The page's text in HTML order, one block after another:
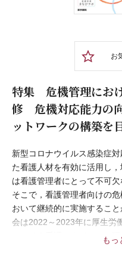
お
特集 危機管理にお
修 危機対応能力の
ットワークの構築を
もっ
新型コロナウイルス感染症
た看護人材を有効に活用し
は看護管理者にとって不可欠
そこで，看護管理者向けの
おいて継続的に実施するこ
会は2022～2023年に厚生労
における看護マネジメント